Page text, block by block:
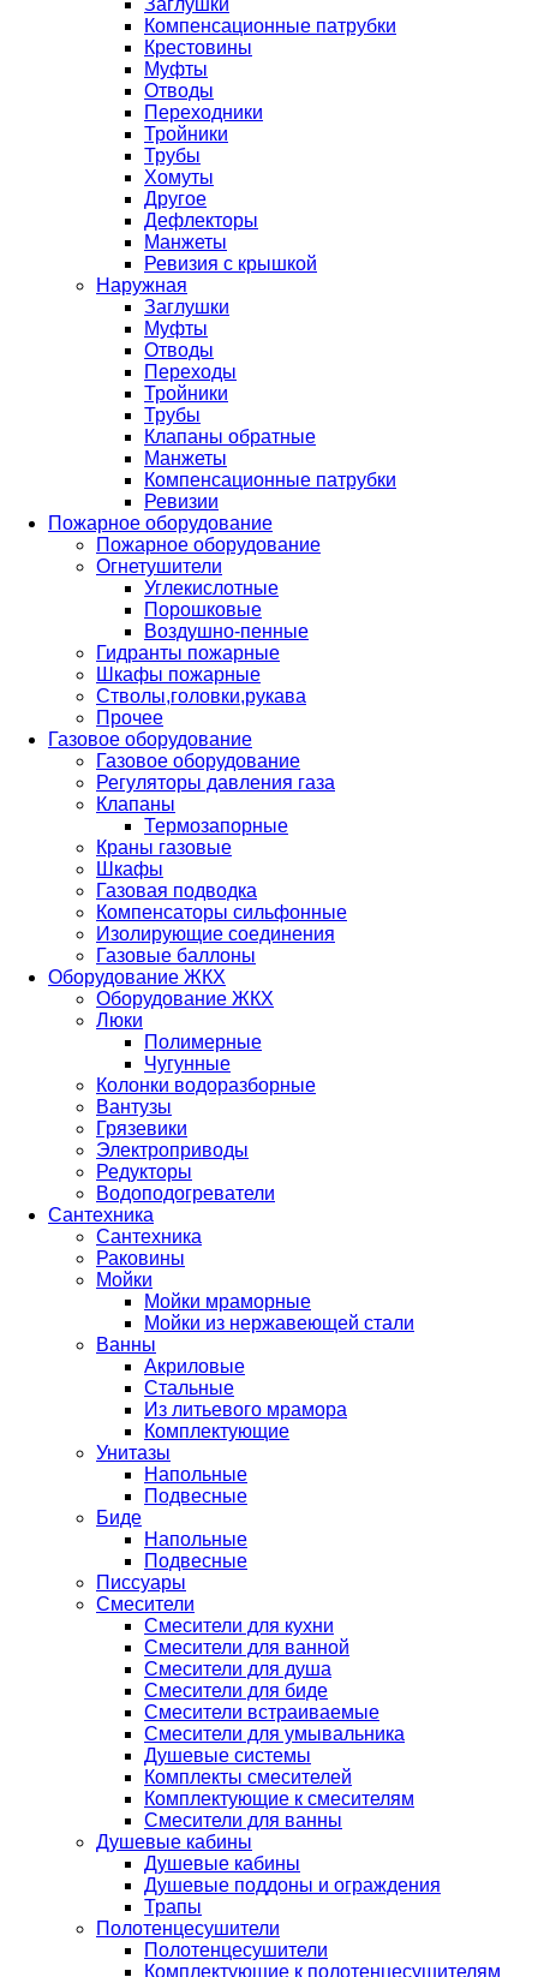
Заглушки
Компенсационные патрубки
Крестовины
Муфты
Отводы
Переходники
Тройники
Трубы
Хомуты
Другое
Дефлекторы
Манжеты
Ревизия с крышкой
Наружная
Заглушки
Муфты
Отводы
Переходы
Тройники
Трубы
Клапаны обратные
Манжеты
Компенсационные патрубки
Ревизии
Пожарное оборудование
Пожарное оборудование
Огнетушители
Углекислотные
Порошковые
Воздушно-пенные
Гидранты пожарные
Шкафы пожарные
Стволы,головки,рукава
Прочее
Газовое оборудование
Газовое оборудование
Регуляторы давления газа
Клапаны
Термозапорные
Краны газовые
Шкафы
Газовая подводка
Компенсаторы сильфонные
Изолирующие соединения
Газовые баллоны
Оборудование ЖКХ
Оборудование ЖКХ
Люки
Полимерные
Чугунные
Колонки водоразборные
Вантузы
Грязевики
Электроприводы
Редукторы
Водоподогреватели
Сантехника
Сантехника
Раковины
Мойки
Мойки мраморные
Мойки из нержавеющей стали
Ванны
Акриловые
Стальные
Из литьевого мрамора
Комплектующие
Унитазы
Напольные
Подвесные
Биде
Напольные
Подвесные
Писсуары
Смесители
Смесители для кухни
Смесители для ванной
Смесители для душа
Смесители для биде
Смесители встраиваемые
Смесители для умывальника
Душевые системы
Комплекты смесителей
Комплектующие к смесителям
Смесители для ванны
Душевые кабины
Душевые кабины
Душевые поддоны и ограждения
Трапы
Полотенцесушители
Полотенцесушители
Комплектующие к полотенцесушителям